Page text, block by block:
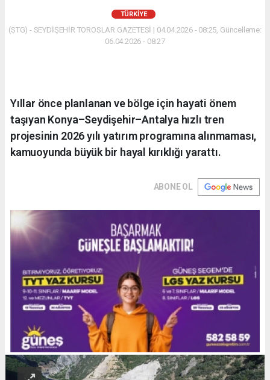
TÜRKIYE
(STG) - SEYDİŞEHİR TOROSLAR GAZETESİ | 04.04.2026 - 08:25, Güncelleme:
06.04.2026 - 08:27
Yıllar önce planlanan ve bölge için hayati önem
taşıyan Konya–Seydişehir–Antalya hızlı tren
projesinin 2026 yılı yatırım programına alınmaması,
kamuoyunda büyük bir hayal kırıklığı yarattı.
ABONE OL